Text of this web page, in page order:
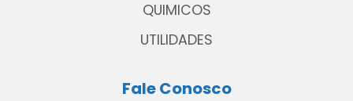
QUIMICOS
UTILIDADES
Fale Conosco